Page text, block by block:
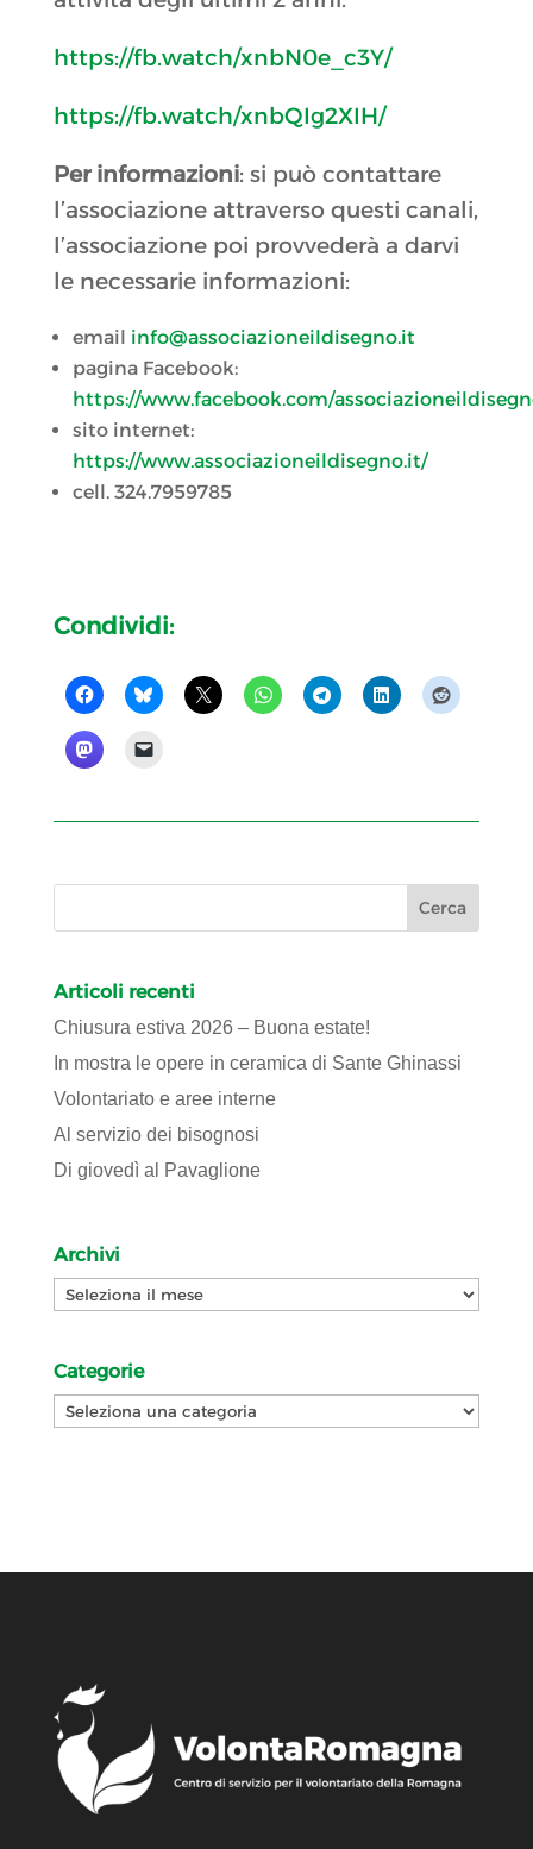
https://fb.watch/xnbN0e_c3Y/
https://fb.watch/xnbQIg2XIH/
Per informazioni: si può contattare
l’associazione attraverso questi canali,
l’associazione poi provvederà a darvi
le necessarie informazioni:
email info@associazioneildisegno.it
pagina Facebook:
https://www.facebook.com/
sito internet:
https://www.associazioneildisegno.it/
cell. 324.7959785
Condividi:
Articoli recenti
Chiusura estiva 2026 – Buona estate!
In mostra le opere in ceramica di Sante Ghinassi
Volontariato e aree interne
Al servizio dei bisognosi
Di giovedì al Pavaglione
Archivi
Archivi
Categorie
Categorie